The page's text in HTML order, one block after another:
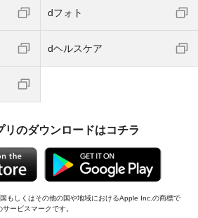
dフォト
dヘルスケア
リのダウンロードはコチラ
もしくはその他の国や地域におけるApple Inc.の商標で
ービスマークです。